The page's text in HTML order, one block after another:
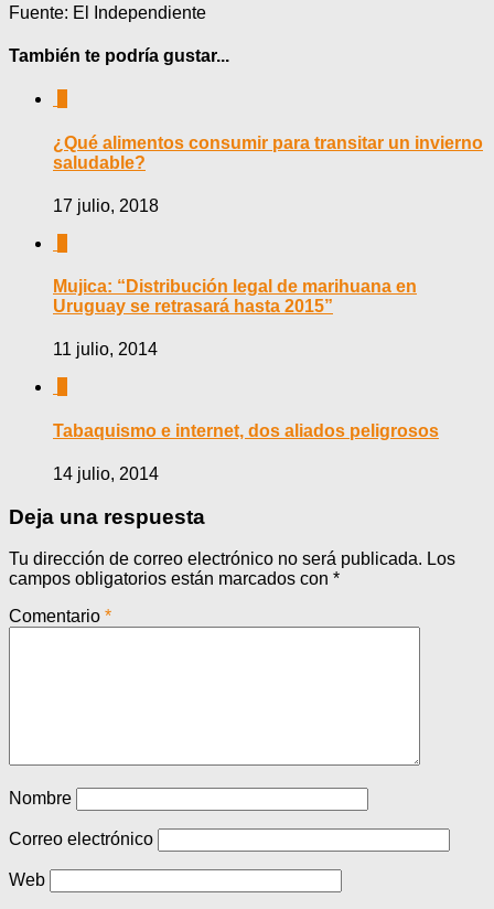
Fuente: El Independiente
También te podría gustar...
¿Qué alimentos consumir para transitar un invierno
saludable?
17 julio, 2018
Mujica: “Distribución legal de marihuana en
Uruguay se retrasará hasta 2015”
11 julio, 2014
Tabaquismo e internet, dos aliados peligrosos
14 julio, 2014
Deja una respuesta
Tu dirección de correo electrónico no será publicada. Los
campos obligatorios están marcados con *
Comentario *
Nombre
Correo electrónico
Web